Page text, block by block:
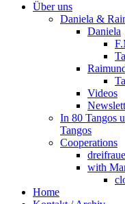
Über uns
Daniela &
Daniela
Videos
In 80 Tangos
Tangos
Cooperations
with
Home